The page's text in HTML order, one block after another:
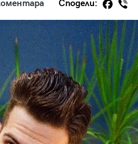
Сподели:
29/29